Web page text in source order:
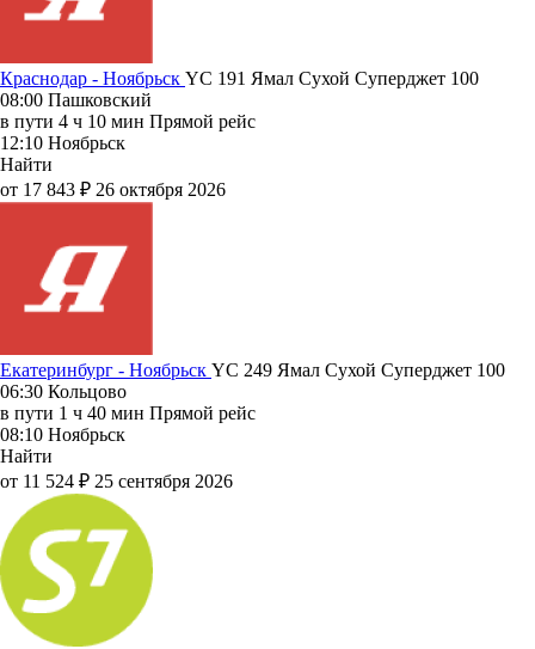
Краснодар - Ноябрьск YC 191 Ямал Сухой Суперджет 100
08:00 Пашковский
в пути 4 ч 10 мин Прямой рейс
12:10 Ноябрьск
Найти
от 17 843 ₽ 26 октября 2026
Екатеринбург - Ноябрьск YC 249 Ямал Сухой Суперджет 100
06:30 Кольцово
в пути 1 ч 40 мин Прямой рейс
08:10 Ноябрьск
Найти
от 11 524 ₽ 25 сентября 2026